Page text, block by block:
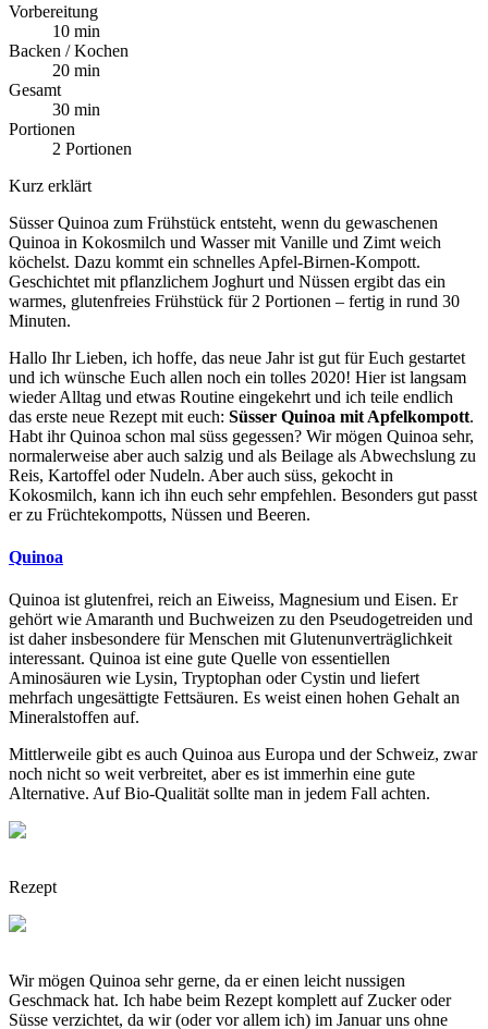
Vorbereitung
10 min
Backen / Kochen
20 min
Gesamt
30 min
Portionen
2 Portionen
Kurz erklärt
Süsser Quinoa zum Frühstück entsteht, wenn du gewaschenen
Quinoa in Kokosmilch und Wasser mit Vanille und Zimt weich
köchelst. Dazu kommt ein schnelles Apfel-Birnen-Kompott.
Geschichtet mit pflanzlichem Joghurt und Nüssen ergibt das ein
warmes, glutenfreies Frühstück für 2 Portionen – fertig in rund 30
Minuten.
Hallo Ihr Lieben, ich hoffe, das neue Jahr ist gut für Euch gestartet
und ich wünsche Euch allen noch ein tolles 2020! Hier ist langsam
wieder Alltag und etwas Routine eingekehrt und ich teile endlich
das erste neue Rezept mit euch: Süsser Quinoa mit Apfelkompott.
Habt ihr Quinoa schon mal süss gegessen? Wir mögen Quinoa sehr,
normalerweise aber auch salzig und als Beilage als Abwechslung zu
Reis, Kartoffel oder Nudeln. Aber auch süss, gekocht in
Kokosmilch, kann ich ihn euch sehr empfehlen. Besonders gut passt
er zu Früchtekompotts, Nüssen und Beeren.
Quinoa
Quinoa ist glutenfrei, reich an Eiweiss, Magnesium und Eisen. Er
gehört wie Amaranth und Buchweizen zu den Pseudogetreiden und
ist daher insbesondere für Menschen mit Glutenunverträglichkeit
interessant. Quinoa ist eine gute Quelle von essentiellen
Aminosäuren wie Lysin, Tryptophan oder Cystin und liefert
mehrfach ungesättigte Fettsäuren. Es weist einen hohen Gehalt an
Mineralstoffen auf.
Mittlerweile gibt es auch Quinoa aus Europa und der Schweiz, zwar
noch nicht so weit verbreitet, aber es ist immerhin eine gute
Alternative. Auf Bio-Qualität sollte man in jedem Fall achten.
Rezept
Wir mögen Quinoa sehr gerne, da er einen leicht nussigen
Geschmack hat. Ich habe beim Rezept komplett auf Zucker oder
Süsse verzichtet, da wir (oder vor allem ich) im Januar uns ohne